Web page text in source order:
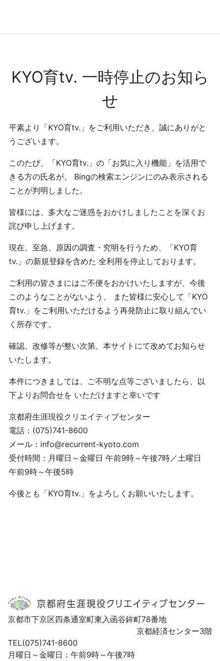
コンテンツへ
ホーム
KYO育tv. 一時停止のお知ら
せ
平素より「KYO育tv.」をご利用いただき、誠にありがと
うございます。
このたび、「KYO育tv.」の「お気に入り機能」を活用で
きる方の氏名が、 Bingの検索エンジンにのみ表示される
ことが判明しました。
皆様には、多大なご迷惑をおかけしましたことを深くお
詫び申し上げます。
現在、至急、原因の調査・究明を行うため、「KYO育
tv.」の新規登録を含めた 全利用を停止しております。
ご利用の皆さまにはご不便をおかけいたしますが、今後
このようなことがないよう、 また皆様に安心して「KYO
育tv.」をご利用いただけるよう再発防止に取り組んでい
く所存です。
確認、改修等が整い次第、本サイトにて改めてお知らせ
いたします。
本件につきましては、ご不明な点等ございましたら、以
下よりお問合せを いただけますと幸いです
京都府生涯現役クリエイティブセンター
電話：(075)741-8600
メール：info@recurrent-kyoto.com
受付時間：月曜日～金曜日 午前9時～午後7時／土曜日
午前9時～午後5時
今後とも「KYO育tv.」をよろしくお願いいたします。
京都市下京区四条通室町東入函谷鉾町78番地
京都経済センター3階
TEL(075)741-8600
月曜日～金曜日：午前9時～午後7時